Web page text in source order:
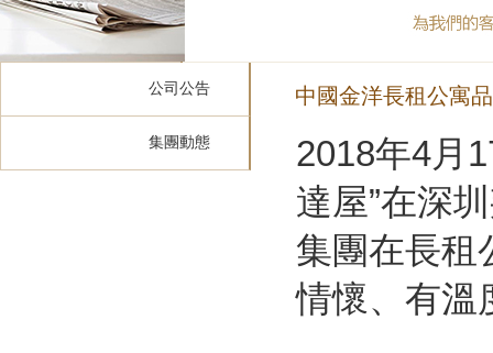
公司公告
集團動態
中國金洋長租公寓
2018年4月
達屋”在深
集團在長租
情懷、有溫